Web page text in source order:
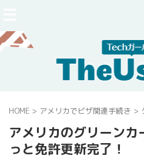
HOME > アメリカでビザ関連手続き >
アメリカのグリーン
っと免許更新完了！